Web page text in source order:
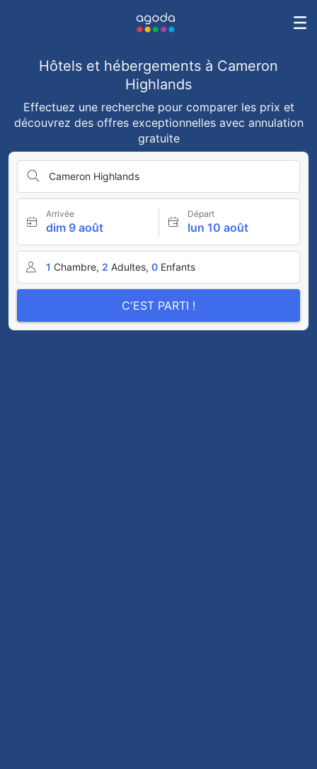
Hôtels et hébergements à Cameron
Highlands
Effectuez une recherche pour comparer les prix et
découvrez des offres exceptionnelles avec annulation
gratuite
Cameron Highlands
Arrivée
dim 9 août
Départ
lun 10 août
1 Chambre, 2 Adultes, 0 Enfants
C'EST PARTI !